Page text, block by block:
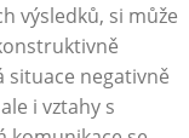
výsledků, si může
situace negativně
i vztahy s